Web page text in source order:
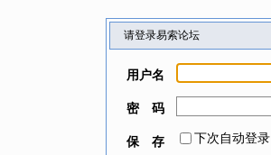
请登录易索论坛
用户名
密 码
保 存 下次自动登录